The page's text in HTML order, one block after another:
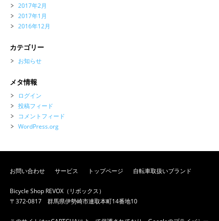
2017年2月
2017年1月
2016年12月
カテゴリー
お知らせ
メタ情報
ログイン
投稿フィード
コメントフィード
WordPress.org
お問い合わせ サービス トップページ 自転車取扱いブランド
Bicycle Shop REVOX（リボックス）
〒372-0817 群馬県伊勢崎市連取本町14番地10